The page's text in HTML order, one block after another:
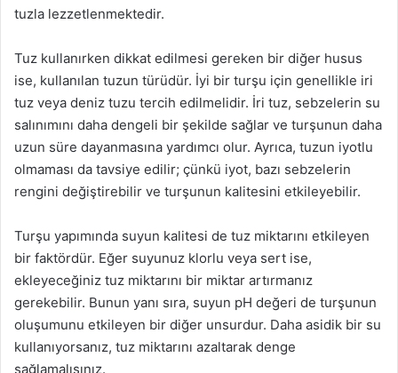
tuzla lezzetlenmektedir.
Tuz kullanırken dikkat edilmesi gereken bir diğer husus
ise, kullanılan tuzun türüdür. İyi bir turşu için genellikle iri
tuz veya deniz tuzu tercih edilmelidir. İri tuz, sebzelerin su
salınımını daha dengeli bir şekilde sağlar ve turşunun daha
uzun süre dayanmasına yardımcı olur. Ayrıca, tuzun iyotlu
olmaması da tavsiye edilir; çünkü iyot, bazı sebzelerin
rengini değiştirebilir ve turşunun kalitesini etkileyebilir.
Turşu yapımında suyun kalitesi de tuz miktarını etkileyen
bir faktördür. Eğer suyunuz klorlu veya sert ise,
ekleyeceğiniz tuz miktarını bir miktar artırmanız
gerekebilir. Bunun yanı sıra, suyun pH değeri de turşunun
oluşumunu etkileyen bir diğer unsurdur. Daha asidik bir su
kullanıyorsanız, tuz miktarını azaltarak denge
sağlamalısınız.